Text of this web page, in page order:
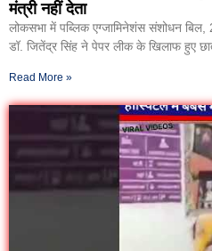
मंत्री नहीं देता
लोकसभा में पब्लिक एग्जामिनेशंस संशोधन बिल,
डॉ. जितेंद्र सिंह ने पेपर लीक के खिलाफ हुए
Read More »